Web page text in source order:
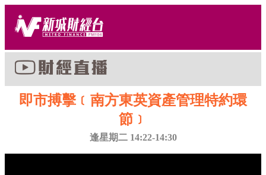
即市搏擊﹝南方東英資產管理特約環
節﹞
逢星期二 14:22-14:30